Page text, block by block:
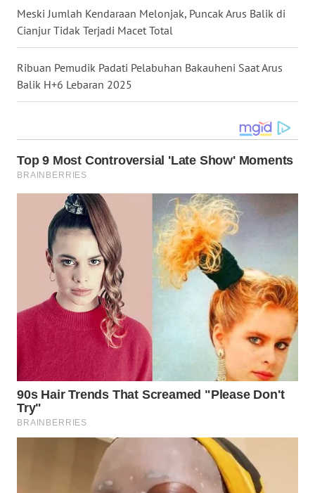
Meski Jumlah Kendaraan Melonjak, Puncak Arus Balik di
Cianjur Tidak Terjadi Macet Total
Ribuan Pemudik Padati Pelabuhan Bakauheni Saat Arus
Balik H+6 Lebaran 2025
KEPRI
WN
PAPUA
WN
WN
RIAU
WN
SERAMBI
JAMBI
WN
SULTRA
WN
NTB
WN
SULTENG